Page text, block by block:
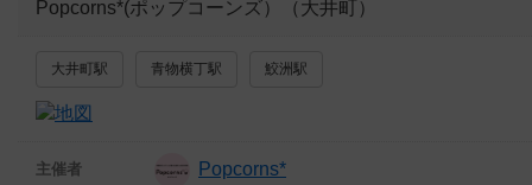
Popcorns*(ポップコーンズ）（大井町）
大井町駅 青物横丁駅 鮫洲駅
主催者 Popcorns*